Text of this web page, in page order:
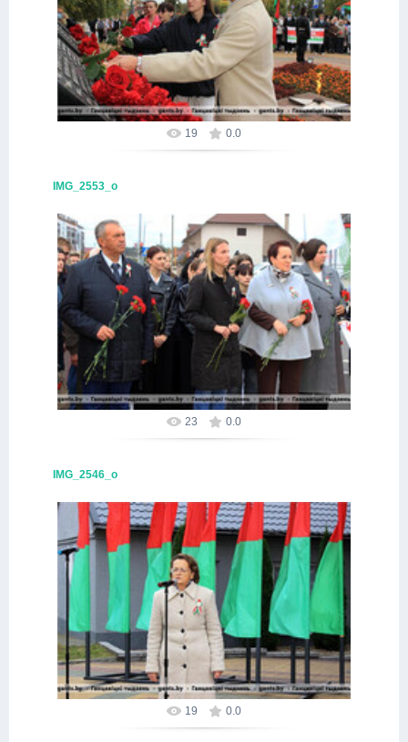
16.10.2025
Alex
19 0.0
IMG_2553_о
16.10.2025
Alex
23 0.0
IMG_2546_о
16.10.2025
Alex
19 0.0